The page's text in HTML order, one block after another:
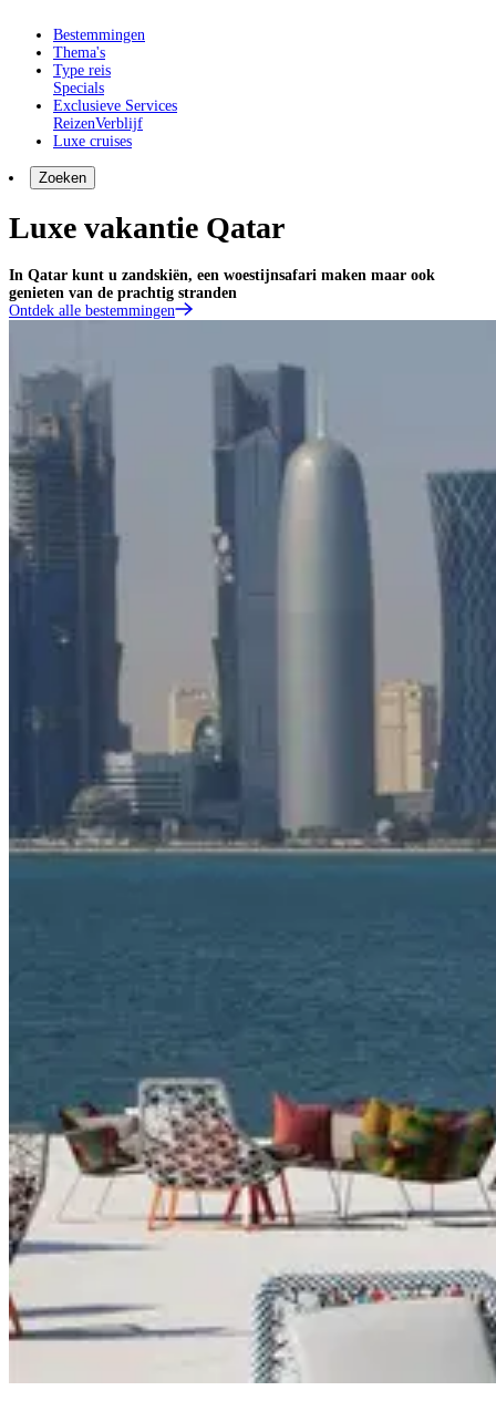
Bestemmingen
Thema's
Type reis
Specials
Exclusieve Services
ReizenVerblijf
Luxe cruises
Zoeken
Luxe vakantie Qatar
In Qatar kunt u zandskiën, een woestijnsafari maken maar ook
genieten van de prachtig stranden
Ontdek alle bestemmingen